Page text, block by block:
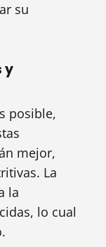
su
y
posible,
mejor,
La
la
lo cual